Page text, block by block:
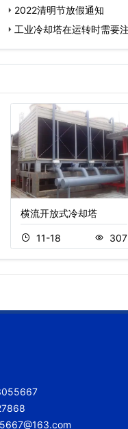
塔…2022清明节放假通知
工业冷却塔在运转时需要
作…
横流开放式冷却塔
11-18 307